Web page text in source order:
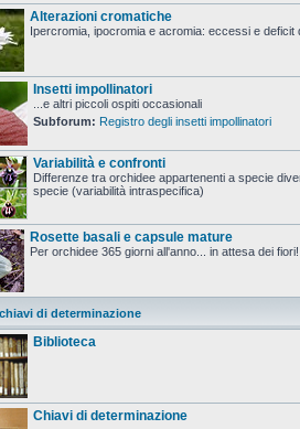
Alterazioni cromatiche
Ipercromia, ipocromia e acromia: eccessi e deficit
Insetti impollinatori
...e altri piccoli ospiti occasionali
Subforum: Registro degli insetti impollinatori
Variabilità e confronti
Differenze tra orchidee appartenenti a specie
specie (variabilità intraspecifica)
Rosette basali e capsule mature
Per orchidee 365 giorni all'anno... in attesa dei fiori!
di determinazione
Biblioteca
Chiavi di determinazione